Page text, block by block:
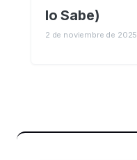
lo Sabe)
2 de noviembre de 2025